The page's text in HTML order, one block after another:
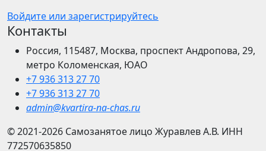
Войдите или зарегистрируйтесь
Контакты
Россия, 115487, Москва, проспект Андропова, 29,
метро Коломенская, ЮАО
+7 936 313 27 70
+7 936 313 27 70
admin@kvartira-na-chas.ru
© 2021-2026 Самозанятое лицо Журавлев А.В. ИНН
772570635850